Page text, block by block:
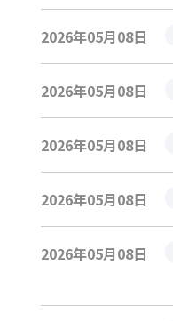
2026年05月08日
2026年05月08日
2026年05月08日
2026年05月08日
2026年05月08日